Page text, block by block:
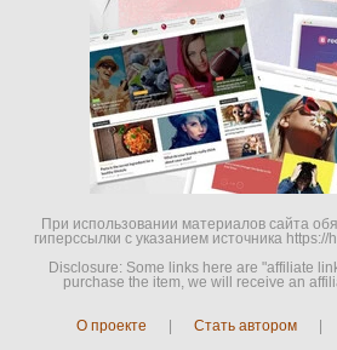
При использовании материалов сайта
гиперссылки c указанием источника
Disclosure: Some links here are "affiliate
purchase the item, we will receive an
О проекте | Стать автором |